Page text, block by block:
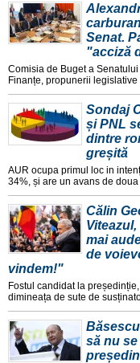
Senat.
"acciză
Comisia de Buget a
Finanțe, propunerii legislative
Sondaj
și PNL
dintre
greșită
AUR ocupa primul loc in
34%, și are un avans de doua
Călin
mai
de
vindem!"
Fostul candidat la
dimineața de sute de
să nu